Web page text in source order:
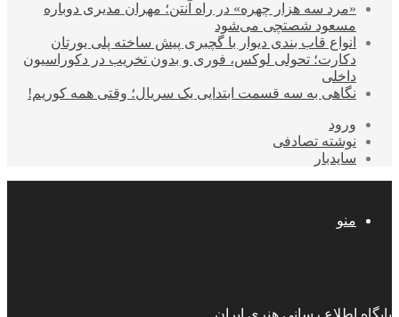
«مرد سه هزار چهره» در راه آنتن؛ مهران مدیری دوباره
مسعود شصتچی می‌شود
انواع قاب بندی دیوار با گچبری پیش ساخته پلی یورتان
دکارت؛ تحولی لوکس، فوری و بدون تخریب در دکوراسیون
داخلی
نگاهی به سه قسمت ابتدایی یک سریال؛ وقتی همه کوریم!
ورود
نوشته تصادفی
سایدبار
منو
پایگاه اطلاع رسانی هنری ایران